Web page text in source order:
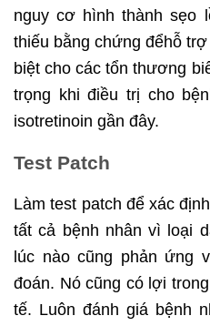
nguy cơ hình thành sẹo
thiếu bằng chứng đểhỗ
biệt cho các tổn thương
trọng khi điều trị cho
isotretinoin gần đây.
Test Patch
Làm test patch để xác
tất cả bệnh nhân vì loại
lúc nào cũng phản ứng
đoán. Nó cũng có lợi
tế. Luôn đánh giá bệnh